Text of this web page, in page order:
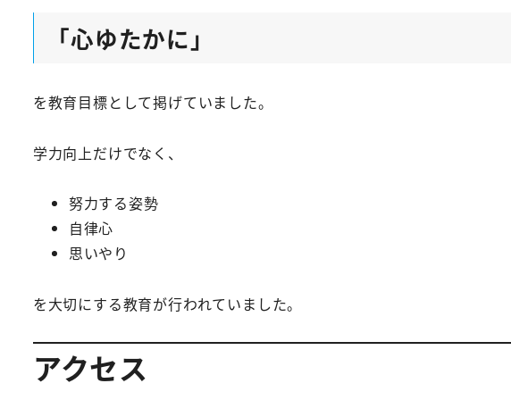
「心ゆたかに」
を教育目標として掲げていました。
学力向上だけでなく、
努力する姿勢
自律心
思いやり
を大切にする教育が行われていました。
アクセス